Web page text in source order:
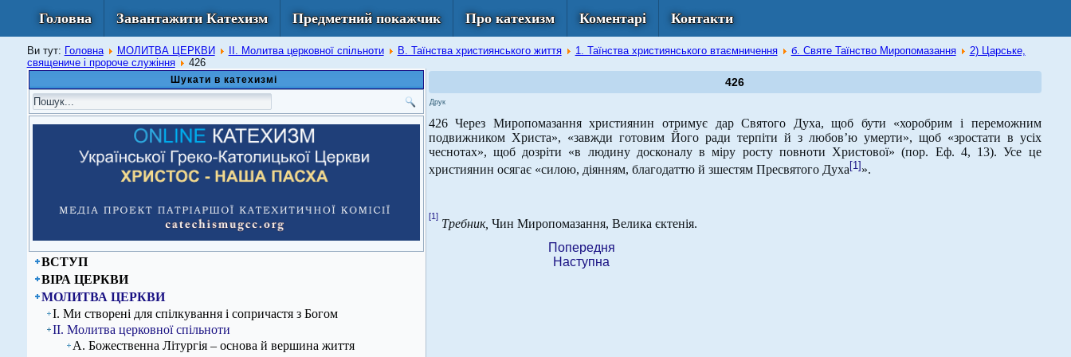
Головна Завантажити Катехизм Предметний покажчик Про катехизм Коментарі Контакти
Ви тут: Головна МОЛИТВА ЦЕРКВИ ІІ. Молитва церковної спільноти В. Таїнства християнського життя 1. Таїнства християнського втаємничення б. Святе Таїнство Миропомазання
2) Царське,
священиче і пророче служіння
426
Шукати в катехизмі
ВСТУП
ВІРА ЦЕРКВИ
МОЛИТВА ЦЕРКВИ
І. Ми створені для спілкування і сопричастя з Богом
ІІ. Молитва церковної спільноти
А. Божественна Літургія – основа й вершина життя
426
Друк
426 Через Миропомазання християнин отримує дар Святого Духа, щоб бути «хоробрим і переможним
подвижником Христа», «завжди готовим Його ради терпіти й з любов’ю умерти», щоб «зростати в усіх
чеснотах», щоб дозріти «в людину досконалу в міру росту повноти Христової» (пор. Еф. 4, 13). Усе це
християнин осягає «силою, діянням, благодаттю й зшестям Пресвятого Духа [1] ».
[1]
Требник, Чин Миропомазання, Велика єктенія.
Попередня
Наступна